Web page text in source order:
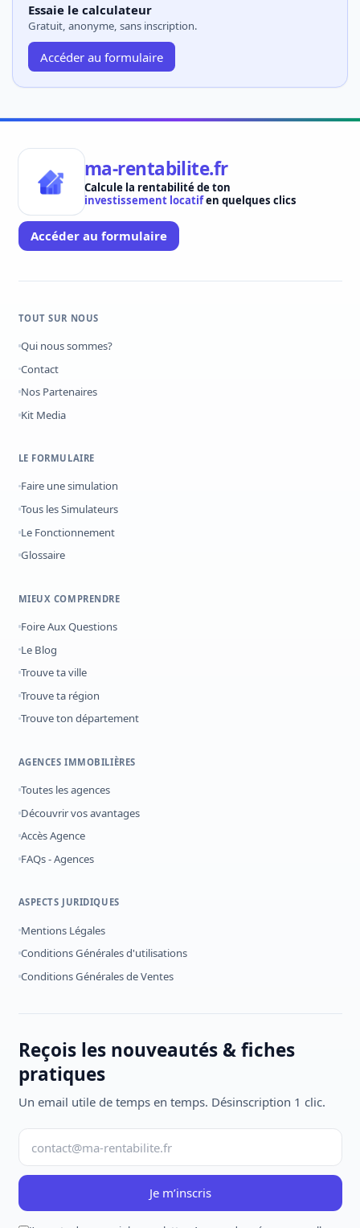
Essaie le calculateur
Gratuit, anonyme, sans inscription.
Accéder au formulaire
ma-rentabilite.fr
Calcule la rentabilité de ton
investissement locatifen quelques clics
Accéder au formulaire
TOUT SUR NOUS
Qui nous sommes?
Contact
Nos Partenaires
Kit Media
LE FORMULAIRE
Faire une simulation
Tous les Simulateurs
Le Fonctionnement
Glossaire
MIEUX COMPRENDRE
Foire Aux Questions
Le Blog
Trouve ta ville
Trouve ta région
Trouve ton département
AGENCES IMMOBILIÈRES
Toutes les agences
Découvrir vos avantages
Accès Agence
FAQs - Agences
ASPECTS JURIDIQUES
Mentions Légales
Conditions Générales d'utilisations
Conditions Générales de Ventes
Reçois les nouveautés & fiches
pratiques
Un email utile de temps en temps. Désinscription 1 clic.
Je m’inscris